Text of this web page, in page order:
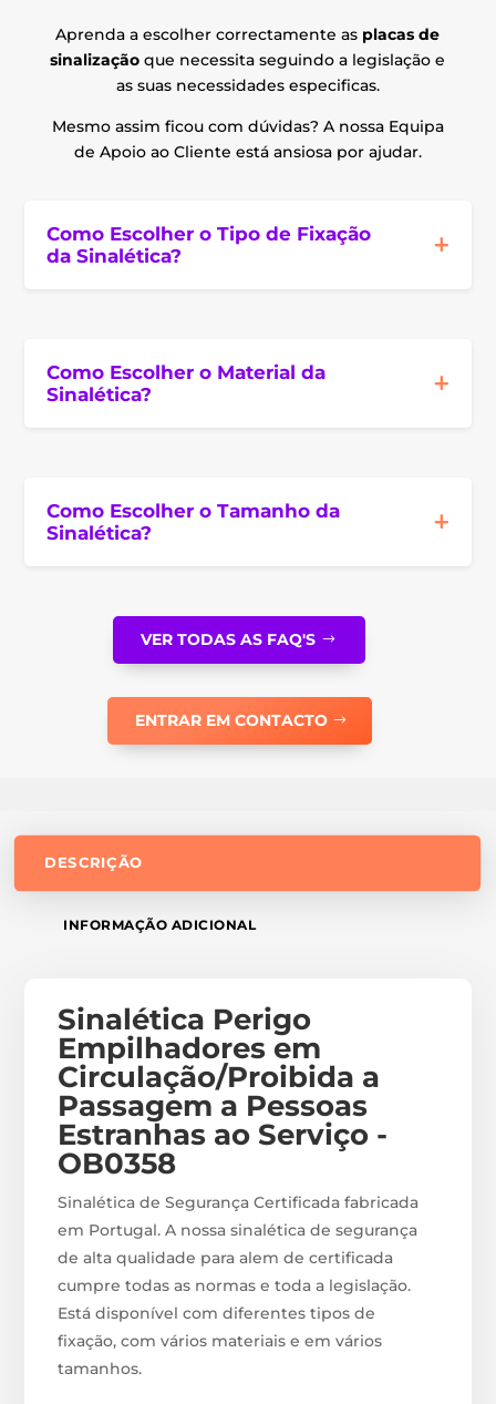
Aprenda a escolher correctamente as placas de
sinalização que necessita seguindo a legislação e
as suas necessidades especificas.
Mesmo assim ficou com dúvidas? A nossa Equipa
de Apoio ao Cliente está ansiosa por ajudar.
Como Escolher o Tipo de Fixação
da Sinalética?
Como Escolher o Material da
Sinalética?
Como Escolher o Tamanho da
Sinalética?
VER TODAS AS FAQ'S
ENTRAR EM CONTACTO
DESCRIÇÃO
INFORMAÇÃO ADICIONAL
Sinalética Perigo
Empilhadores em
Circulação/Proibida a
Passagem a Pessoas
Estranhas ao Serviço -
OB0358
Sinalética de Segurança Certificada fabricada
em Portugal. A nossa sinalética de segurança
de alta qualidade para alem de certificada
cumpre todas as normas e toda a legislação.
Está disponível com diferentes tipos de
fixação, com vários materiais e em vários
tamanhos.